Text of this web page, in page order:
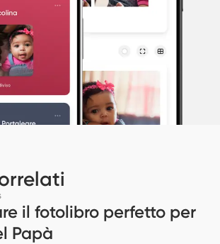
il fotolibro perfetto per
Papà